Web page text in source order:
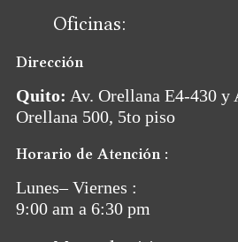
Oficinas:
Dirección
Quito: Av. Orellana E4-430
Orellana 500, 5to piso
Horario de Atención :
Lunes– Viernes :
9:00 am a 6:30 pm